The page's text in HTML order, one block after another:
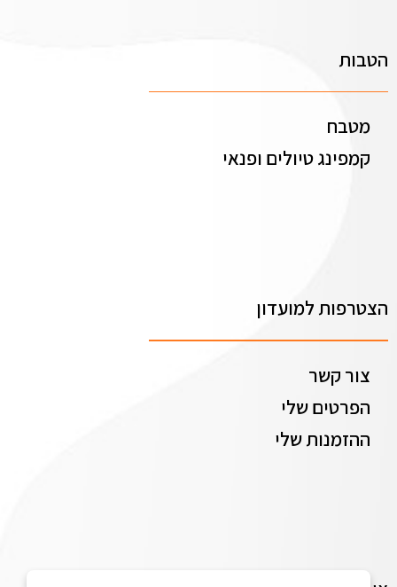
הטבות
מטבח
קמפינג טיולים ופנאי
הצטרפות למועדון
צור קשר
הפרטים שלי
ההזמנות שלי